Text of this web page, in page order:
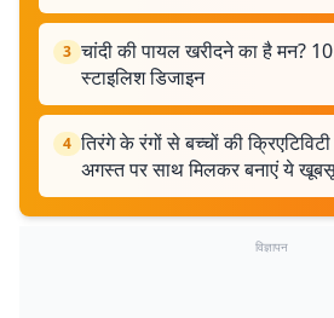
3 चांदी की पायल खरीदने का है मन?
स्टाइलिश डिजाइन
4 तिरंगे के रंगों से बच्चों की
अगस्त पर साथ मिलकर बनाएं ये
विज्ञापन